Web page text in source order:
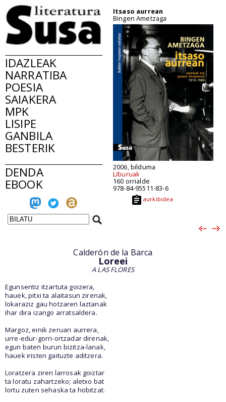
IDAZLEAK
NARRATIBA
POESIA
SAIAKERA
MPK
LISIPE
GANBILA
BESTERIK
DENDA
EBOOK
Itsaso aurrean
Bingen Ametzaga
2006, bilduma
Liburuak
160 orrialde
978-84-95511-83-6
aurkibidea
Calderón de la Barca
Loreei
A LAS FLORES
Egunsentiz itzartuta goizera,
hauek, pitxi ta alaitasun zirenak,
lokaraziz gau hotzaren laztanak
ihar dira izango arratsaldera.
Margoz, einik zeruari aurrera,
urre-edur-gorri-ortzadar direnak,
egun baten burun bizitza-lanak,
hauek iristen gaituzte aditzera.
Loratzera ziren larrosak goiztar
ta loratu zahartzeko; aletxo bat
lortu zuten sehaska ta hobitzat.